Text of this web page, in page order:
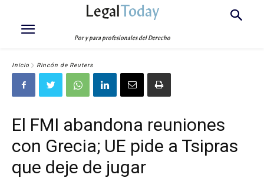
LegalToday
Por y para profesionales del Derecho
Inicio Rincón de Reuters
El FMI abandona reuniones
con Grecia; UE pide a Tsipras
que deje de jugar